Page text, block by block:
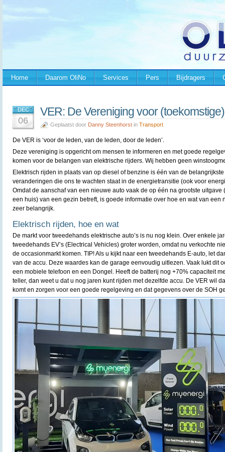
Home Daarom OliNo Services Pers Bijdragers
DEC
06
VER: De Vereniging voor
Geplaatst door Danny Steenhorst in Transport
De VER is ‘voor de leden, van de leden, door de leden’.
Deze vereniging is opgericht om mensen te informeren en met goede
komen voor de belangen van elektrische rijders. Wij hebben geen
Elektrisch rijden in plaats van op diesel of benzine is één van de
veranderingen die ons te wachten staat in de energietransitie (ook voor
Omdat de aanschaf van een nieuwe auto vaak de op één na grootste uitgave
een huis) van een gezin betreft, is goede informatie over hoe en wat van een
zeer belangrijk.
Elektrisch rijden, hoe en wat
De markt voor tweedehands elektrische auto’s is nu nog klein. Over enkele
tweedehands EV’s (Electrical Vehicles) groter worden, omdat nu verkochte
de occasionmarkt komen. TIP! Als u kijkt naar een tweedehands E-auto, let
van de accu. Deze waardes kan de garage eenvoudig uitlezen. Vaak lukt dit
een mobiele telefoon en een Dongel. Heeft de batterij nog +70% capaciteit
teller, dan weet u dat u nog jaren kunt rijden met dezelfde accu. De VER wil
komt en zorgen voor een goede regelgeving en dat gegevens over de SOH